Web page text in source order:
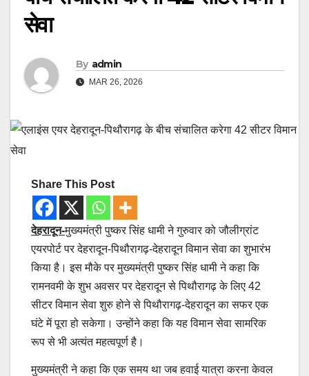
सेवा
By admin
MAR 26, 2026
Share This Post
देहरादून-मुख्यमंत्री पुष्कर सिंह धामी ने गुरुवार को जौलीग्रांट
एयरपोर्ट पर देहरादून-पिथौरागढ़-देहरादून विमान सेवा का शुभारंभ
किया है। इस मौके पर मुख्यमंत्री पुष्कर सिंह धामी ने कहा कि
रामनवमी के शुभ अवसर पर देहरादून से पिथौरागढ़ के लिए 42
सीटर विमान सेवा शुरु होने से पिथौरागढ़-देहरादून का सफर एक
घंटे में पूरा हो सकेगा। उन्होंने कहा कि यह विमान सेवा सामरिक
रूप से भी अत्यंत महत्वपूर्ण है।
मुख्यमंत्री ने कहा कि एक समय था जब हवाई यात्रा करना केवल